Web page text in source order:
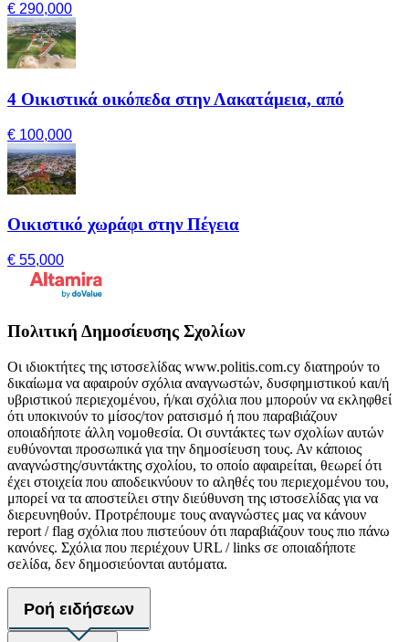
€ 290,000
4 Οικιστικά οικόπεδα στην Λακατάμεια, από
€ 100,000
Οικιστικό χωράφι στην Πέγεια
€ 55,000
Πολιτική Δημοσίευσης Σχολίων
Οι ιδιοκτήτες της ιστοσελίδας www.politis.com.cy διατηρούν το
δικαίωμα να αφαιρούν σχόλια αναγνωστών, δυσφημιστικού και/ή
υβριστικού περιεχομένου, ή/και σχόλια που μπορούν να εκληφθεί
ότι υποκινούν το μίσος/τον ρατσισμό ή που παραβιάζουν
οποιαδήποτε άλλη νομοθεσία. Οι συντάκτες των σχολίων αυτών
ευθύνονται προσωπικά για την δημοσίευση τους. Αν κάποιος
αναγνώστης/συντάκτης σχολίου, το οποίο αφαιρείται, θεωρεί ότι
έχει στοιχεία που αποδεικνύουν το αληθές του περιεχομένου του,
μπορεί να τα αποστείλει στην διεύθυνση της ιστοσελίδας για να
διερευνηθούν. Προτρέπουμε τους αναγνώστες μας να κάνουν
report / flag σχόλια που πιστεύουν ότι παραβιάζουν τους πιο πάνω
κανόνες. Σχόλια που περιέχουν URL / links σε οποιαδήποτε
σελίδα, δεν δημοσιεύονται αυτόματα.
Ροή ειδήσεων